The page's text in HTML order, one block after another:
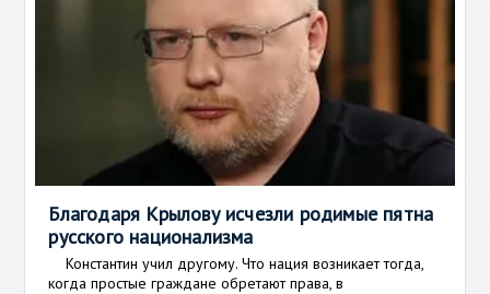
Благодаря Крылову исчезли родимые пятна
русского национализма
Константин учил другому. Что нация возникает тогда,
когда простые граждане обретают права, в